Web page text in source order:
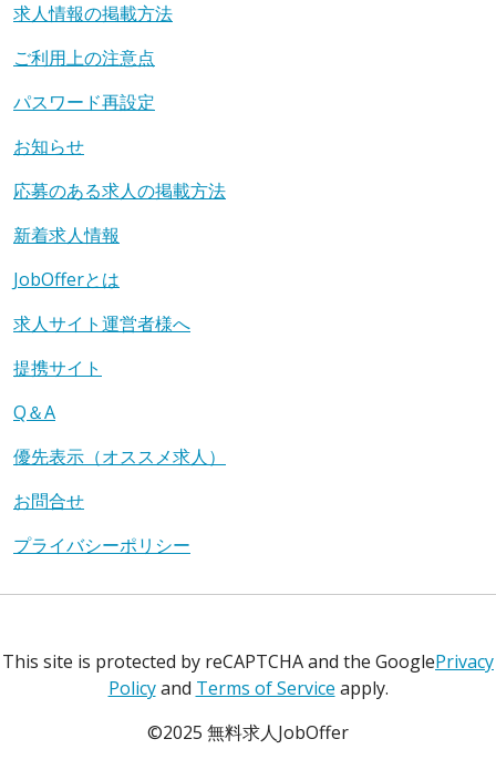
求人情報の掲載方法
ご利用上の注意点
パスワード再設定
お知らせ
応募のある求人の掲載方法
新着求人情報
JobOfferとは
求人サイト運営者様へ
提携サイト
Q＆A
優先表示（オススメ求人）
お問合せ
プライバシーポリシー
This site is protected by reCAPTCHA and the GooglePrivacy
Policyand Terms of Service apply.
©2025 無料求人JobOffer